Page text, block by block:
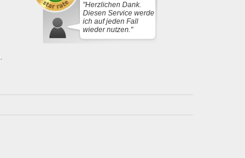
"Herzlichen Dank.
Diesen Service werde
ich auf jeden Fall
wieder nutzen."